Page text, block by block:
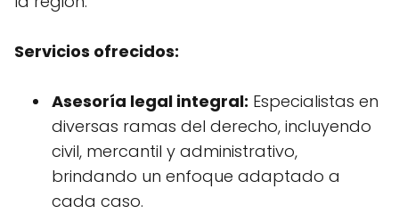
Servicios ofrecidos:
Asesoría legal integral: Especialistas en
diversas ramas del derecho, incluyendo
civil, mercantil y administrativo,
brindando un enfoque adaptado a
cada caso.